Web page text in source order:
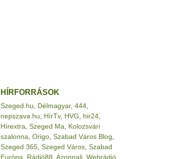
HÍRFORRÁSOK
Szeged.hu Délmagyar, 444
nepszava.hu
HírTv, HVG hir24
Hírextra Szeged Ma
Kolozsvári
szalonna Origo Szabad Város Blog
Szeged 365 Szeged Város Szabad
Európa
Rádió88 Azonnali Webrádió